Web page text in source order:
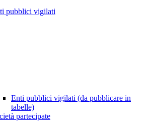
pubblici vigilati
Enti pubblici vigilati (da pubblicare in
tabelle)
partecipate